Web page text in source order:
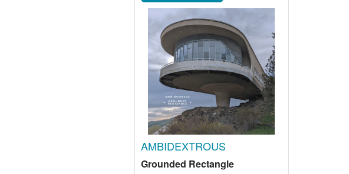
AMBIDEXTROUS
Grounded Rectangle